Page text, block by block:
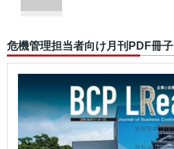
危機管理担当者向け月刊PDF冊子